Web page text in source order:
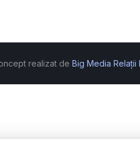
realizat de Big Media Relații